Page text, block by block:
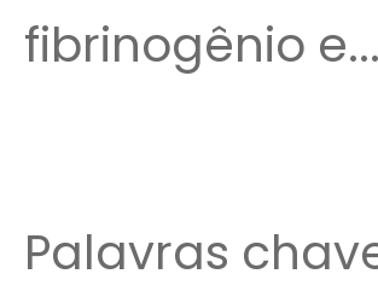
fibrinogênio e...
Palavras